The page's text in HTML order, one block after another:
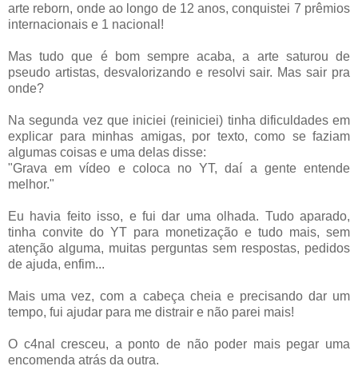
arte reborn, onde ao longo de 12 anos, conquistei 7 prêmios
internacionais e 1 nacional!
Mas tudo que é bom sempre acaba, a arte saturou de
pseudo artistas, desvalorizando e resolvi sair. Mas sair pra
onde?
Na segunda vez que iniciei (reiniciei) tinha dificuldades em
explicar para minhas amigas, por texto, como se faziam
algumas coisas e uma delas disse:
"Grava em vídeo e coloca no YT, daí a gente entende
melhor."
Eu havia feito isso, e fui dar uma olhada. Tudo aparado,
tinha convite do YT para monetização e tudo mais, sem
atenção alguma, muitas perguntas sem respostas, pedidos
de ajuda, enfim...
Mais uma vez, com a cabeça cheia e precisando dar um
tempo, fui ajudar para me distrair e não parei mais!
O c4nal cresceu, a ponto de não poder mais pegar uma
encomenda atrás da outra.